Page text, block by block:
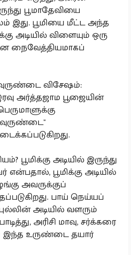
பூமாதேவியை
இது. பூமியை மீட்ட அந்த
அடியில் விளையும் ஒரு
நைவேத்தியமாகப்
விசேஷம்:
அர்த்தஜாம பூஜையின்
பூமிக்கு அடியில் இருந்து
என்பதால், பூமிக்கு அடியில்
அவருக்குப்
பாய் நெய்யப்
அடியில் வளரும்
அரிசி மாவு, சர்க்கரை
இந்த உருண்டை தயார்